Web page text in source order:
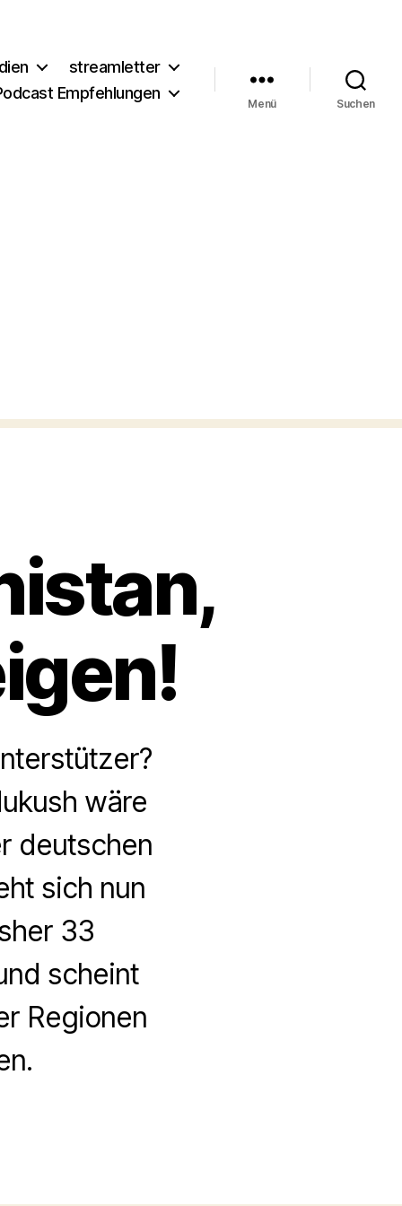
streamletter
Empfehlungen
Menü Suchen
wäre
deutschen
sich nun
33
scheint
Regionen